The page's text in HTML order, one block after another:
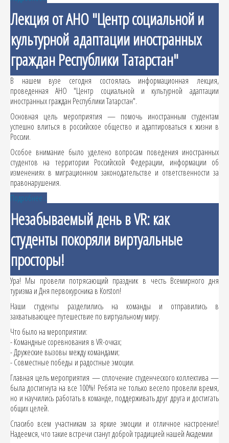
Лекция от АНО "Центр социальной и
культурной адаптации иностранных
граждан Республики Татарстан"
В нашем вузе сегодня состоялась информационная лекция,
проведенная АНО "Центр социальной и культурной адаптации
иностранных граждан Республики Татарстан".
Основная цель мероприятия — помочь иностранным студентам
успешно влиться в российское общество и адаптироваться к жизни в
России.
Особое внимание было уделено вопросам поведения иностранных
студентов на территории Российской Федерации, информации об
изменениях в миграционном законодательстве и ответственности за
правонарушения.
Подробнее...
Незабываемый день в VR: как
студенты покоряли виртуальные
просторы!
Ура! Мы провели потрясающий праздник в честь Всемирного дня
туризма и Дня первокурсника в Korston!
Наши студенты разделились на команды и отправились в
захватывающее путешествие по виртуальному миру.
Что было на мероприятии:
- Командные соревнования в VR-очках;
- Дружеские вызовы между командами;
- Совместные победы и радостные эмоции.
Главная цель мероприятия — сплочение студенческого коллектива —
была достигнута на все 100%! Ребята не только весело провели время,
но и научились работать в команде, поддерживать друг друга и достигать
общих целей.
Спасибо всем участникам за яркие эмоции и отличное настроение!
Надеемся, что такие встречи станут доброй традицией нашей Академии